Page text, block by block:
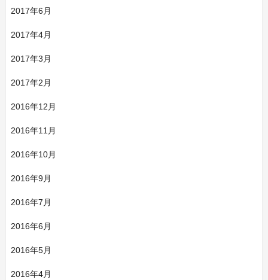
2017年6月
2017年4月
2017年3月
2017年2月
2016年12月
2016年11月
2016年10月
2016年9月
2016年7月
2016年6月
2016年5月
2016年4月